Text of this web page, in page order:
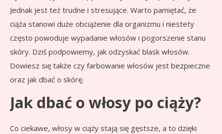
Jednak jest też trudne i stresujące. Warto pamiętać, że
ciąża stanowi duże obciążenie dla organizmu i niestety
często powoduje wypadanie włosów i pogorszenie stanu
skóry. Dziś podpowiemy, jak odzyskać blask włosów.
Dowiesz się także czy farbowanie włosów jest bezpieczne
oraz jak dbać o skórę.
Jak dbać o włosy po ciąży?
Co ciekawe, włosy w ciąży stają się gęstsze, a to dzięki